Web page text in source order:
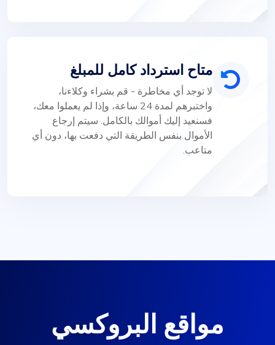
متاح استرداد كامل للمبلغ
لا توجد أي مخاطرة - قم بشراء وكلاءنا،
واختبرهم لمدة 24 ساعة، وإذا لم يعملوا معك،
فسنعيد إليك أموالك بالكامل. سيتم إرجاع
الأموال بنفس الطريقة التي دفعت بها، دون أي
متاعب.
مواقع البروكسي